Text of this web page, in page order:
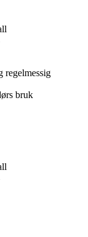
regelmessig
bruk